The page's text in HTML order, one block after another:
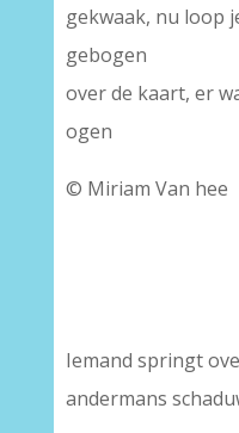
gekwaak, nu loop
gebogen
over de kaart, er
ogen
© Miriam Van hee
Iemand springt
andermans